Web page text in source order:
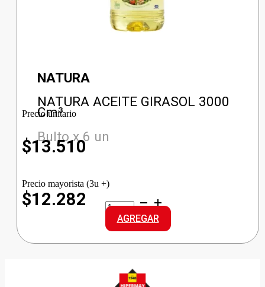
NATURA
NATURA ACEITE GIRASOL 3000
Cm³
Bulto x 6 un
Precio unitario
$13.510
Precio mayorista (3u +)
$12.282
NATURA
ACEITE
GIRASOL
cantidad
AGREGAR